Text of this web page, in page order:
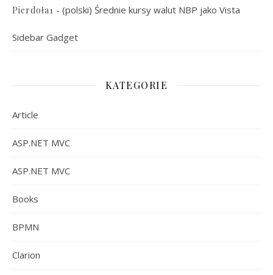
Pierdoła1 - (polski) Średnie kursy walut NBP jako Vista
Sidebar Gadget
KATEGORIE
Article
ASP.NET MVC
ASP.NET MVC
Books
BPMN
Clarion